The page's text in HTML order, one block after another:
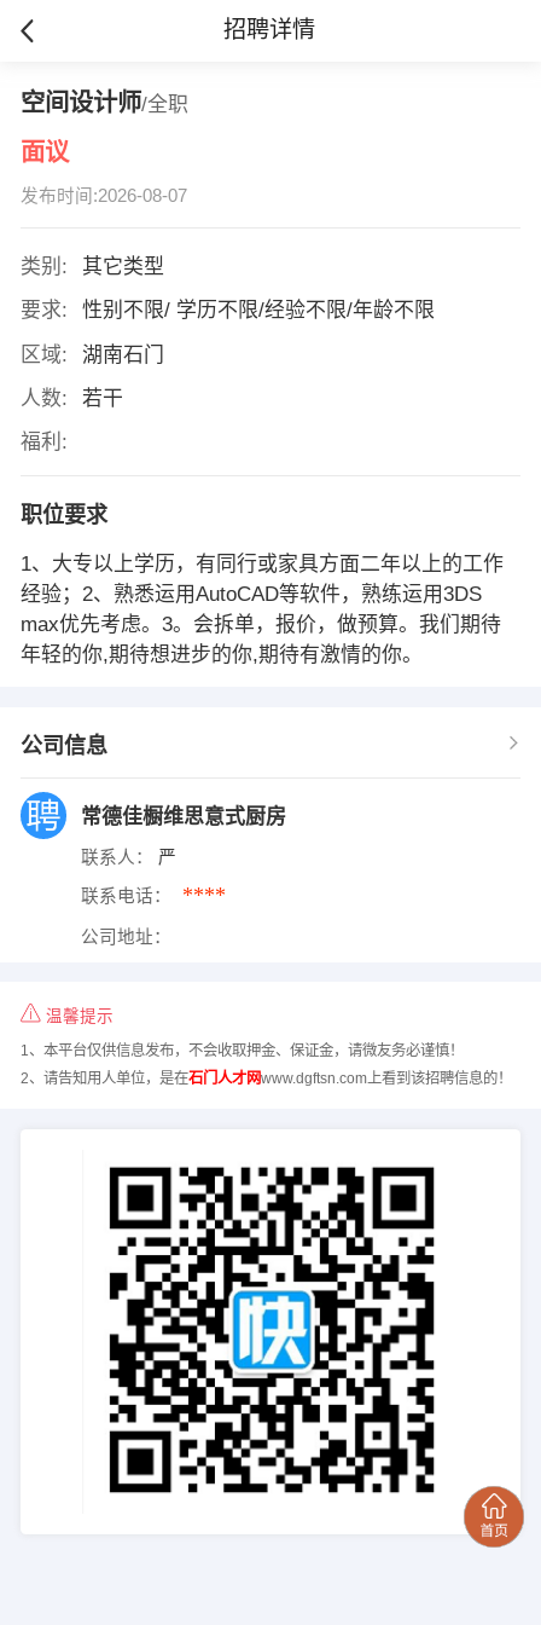
招聘详情
空间设计师/全职
面议
发布时间:2026-08-07
类别:
其它类型
要求:
性别不限/ 学历不限/经验不限/年龄不限
区域:
湖南石门
人数:
若干
福利:
职位要求
1、大专以上学历，有同行或家具方面二年以上的工作
经验；2、熟悉运用AutoCAD等软件，熟练运用3DS
max优先考虑。3。会拆单，报价，做预算。我们期待
年轻的你,期待想进步的你,期待有激情的你。
公司信息
常德佳橱维思意式厨房
联系人： 严
联系电话： ****
公司地址：
温馨提示
1、本平台仅供信息发布，不会收取押金、保证金，请微友务必谨慎！
2、请告知用人单位，是在石门人才网www.dgftsn.com上看到该招聘信息的！